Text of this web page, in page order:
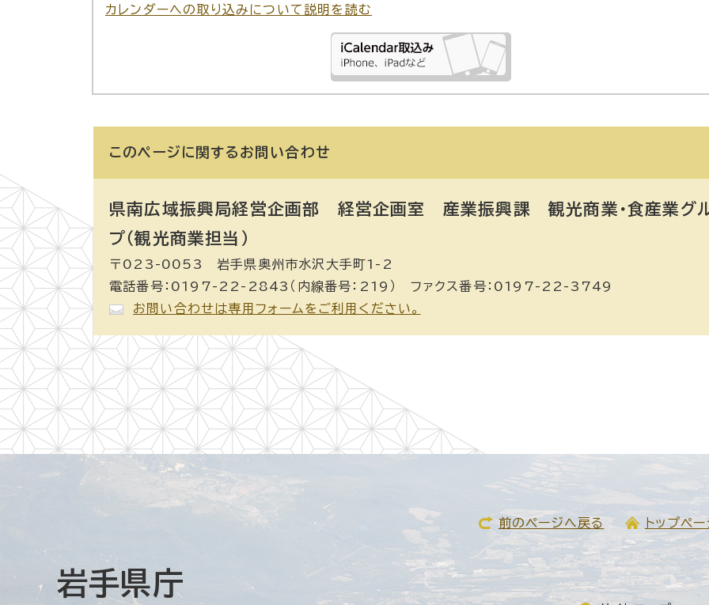
カレンダーへの取り込みについて説明を読む
このページに関する お問い合わせ
県南広域振興局経営企画部 経営企画室 産業振興課 観光商業・食産業グ
プ（観光商業担当）
〒023-0053 岩手県奥州市水沢大手町1-2
電話番号：0197-22-2843（内線番号：219） ファクス番号：0197-22-3749
お問い合わせは専用フォームをご利用ください。
前のページへ戻る トップペ
岩手県庁